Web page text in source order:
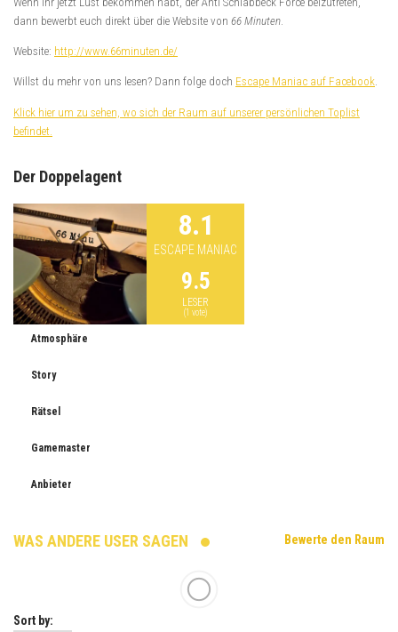
dann bewerbt euch direkt über die Website von 66 Minuten
Website: http://www.66minuten.de/
Willst du mehr von uns lesen? Dann folge doch Escape Maniac auf Facebook.
Klick hier um zu sehen, wo sich der Raum auf unserer persönlichen Toplist
befindet.
Der Doppelagent
8.1
ESCAPE MANIAC
9.5
LESER
(1 vote)
Atmosphäre
Story
Rätsel
Gamemaster
Anbieter
WAS ANDERE USER SAGEN Bewerte den Raum
Sort by: